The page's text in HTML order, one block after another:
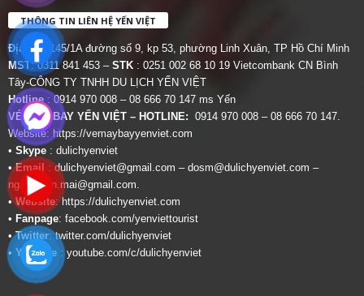
THÔNG TIN LIÊN HỆ YẾN VIỆT
Địa chỉ:
145/1A đường số 9, kp 53, phường Linh Xuân, TP Hồ Chí Minh
MST: 0311 841 453 – STK : 0251 002 68 10 19 Vietcombank CN Bình
Tây-CÔNG TY TNHH DU LỊCH YẾN VIỆT
Hotline : 0914 970 008 – 08 666 70 147 ms Yến
VÉ MÁY BAY YẾN VIỆT – HOTLINE: 0914 970 008 – 08 666 70 147.
Website:https://vemaybayyenviet.com
• Skype : dulichyenviet
•Email :dulichyenviet@gmail.com – dosm@dulichyenviet.com –
ngan.phan.mai@gmail.com.
•Website:https://dulichyenviet.com
• Fanpage: facebook.com/yenviettourist
•Twitter:twitter.com/dulichyenviet
• Youtube :youtube.com/c/dulichyenviet